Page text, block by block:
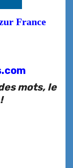
France
mots, le